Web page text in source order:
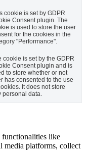
cookie is set by GDPR
Consent plugin. The
is used to store the user
for the cookies in the
"Performance".
cookie is set by the GDPR
Consent plugin and is
to store whether or not
has consented to the use
It does not store
personal data.
functionalities like
media platforms, collect